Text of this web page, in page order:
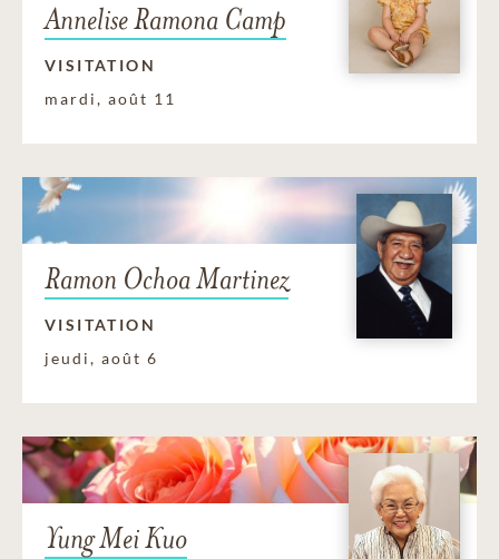
Annelise Ramona Camp
VISITATION
mardi, août 11
Ramon Ochoa Martinez
VISITATION
jeudi, août 6
Yung Mei Kuo